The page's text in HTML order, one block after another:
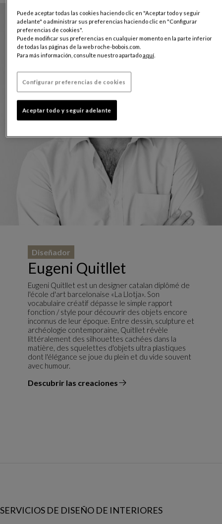
Eugeni Quitllet
Diseñador
Eugeni Quitllet est un designer catalan diplômé de
l'école d'art barcelonaise «La Llotja». Son
vocabulaire créatif dépasse le simple rapport
fonction / style pour découvrir des objets encore
inconnus de leur époque. Entre dessin, sculpture et
archéologie contemporaine, Quitllet révèle
littéralement des silhouettes cachées dans la
matière, des squelettes d'objets ultra plastiques
dont l'élégance se joue du plein et du vide souvent
avec humour.
Descubrir las creaciones
el diseñador
SERVICIOS DE DISEÑO DE INTERIORES
Puede aceptar todas las cookies haciendo clic en "Aceptar todo y seguir
adelante" o administrar sus preferencias haciendo clic en "Configurar
preferencias de cookies".
Puede modificar sus preferencias en cualquier momento en la parte inferior
de todas las páginas de la web roche-bobois.com.
Para más información, consulte nuestro apartadoaquí.
Configurar preferencias de cookies
Aceptar todo y seguir adelante